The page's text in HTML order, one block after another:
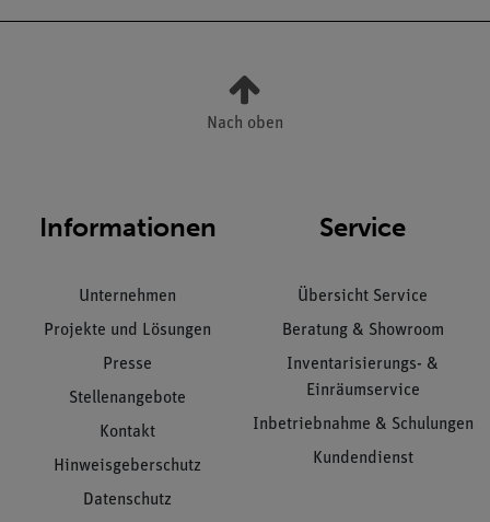
Nach oben
Informationen
Unternehmen
Projekte und Lösungen
Presse
Stellenangebote
Kontakt
Hinweisgeberschutz
Datenschutz
Service
Übersicht Service
Beratung & Showroom
Inventarisierungs- &
Einräumservice
Inbetriebnahme & Schulungen
Kundendienst